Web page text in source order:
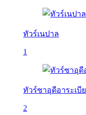
ทัวร์เนปาล
1
ทัวร์ซาอุดีอาระเบีย
2